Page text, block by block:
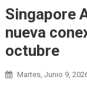
Singapore
nueva
octubre
Martes, Junio 9,